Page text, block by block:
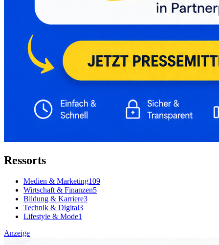
Ressorts
Medien & Marketing109
Wirtschaft & Finanzen5
Bildung & Karriere3
Technik & Digital3
Lifestyle & Mode1
Anzeige